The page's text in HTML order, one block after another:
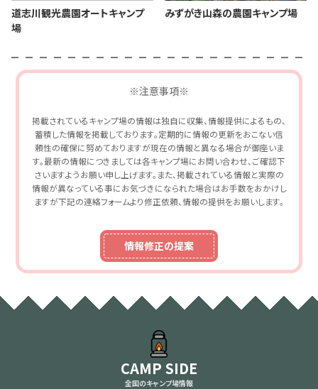
道志川観光農園オートキャンプ
場
みずがき山森の農園キャンプ場
※注意事項※
掲載されているキャンプ場の情報は独自に収集、情報提供によるもの、
蓄積した情報を掲載しております。定期的に情報の更新をおこない信
頼性の確保に努めておりますが現在の情報と異なる場合が御座いま
す。最新の情報につきましては各キャンプ場にお問い合わせ、ご確認下
さいますようお願い申し上げます。また、掲載されている情報と実際の
情報が異なっている事にお気づきになられた場合はお手数をおかけし
ますが下記の連絡フォームより修正依頼、情報の提供をお願いします。
情報修正の提案
CAMP SIDE
全国のキャンプ場情報